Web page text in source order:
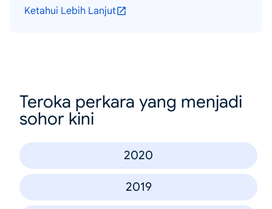
Ketahui Lebih Lanjut
Teroka perkara yang menjadi
sohor kini
2020
2019